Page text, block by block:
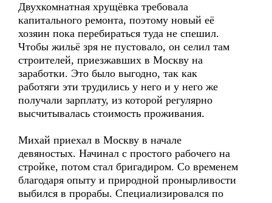
Двухкомнатная хрущёвка требовала
капитального ремонта, поэтому новый её
хозяин пока перебираться туда не спешил.
Чтобы жильё зря не пустовало, он селил там
строителей, приезжавших в Москву на
заработки. Это было выгодно, так как
работяги эти трудились у него и у него же
получали зарплату, из которой регулярно
высчитывалась стоимость проживания.
Михай приехал в Москву в начале
девяностых. Начинал с простого рабочего на
стройке, потом стал бригадиром. Со временем
благодаря опыту и природной пронырливости
выбился в прорабы. Специализировался по